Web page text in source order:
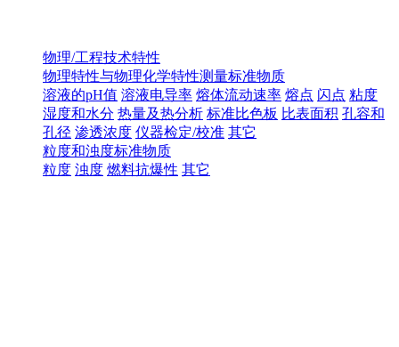
物理/工程技术特性
物理特性与物理化学特性测量标准物质
溶液的pH值 溶液电导率 熔体流动速率 熔点 闪点 粘度
湿度和水分 热量及热分析 标准比色板 比表面积 孔容和
孔径 渗透浓度 仪器检定/校准 其它
粒度和浊度标准物质
粒度 浊度 燃料抗爆性 其它